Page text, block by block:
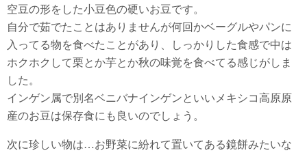
空豆の形をした小豆色の硬いお豆です。
自分で茹でたことはありませんが何回かベーグルやパンに
入ってる物を食べたことがあり、しっかりした食感で中は
ホクホクして栗とか芋とか秋の味覚を食べてる感じがしま
した。
インゲン属で別名ベニバナインゲンといいメキシコ高原原
産のお豆は保存食にも良いのでしょう。
次に珍しい物は…お野菜に紛れて置いてある鏡餅みたいな